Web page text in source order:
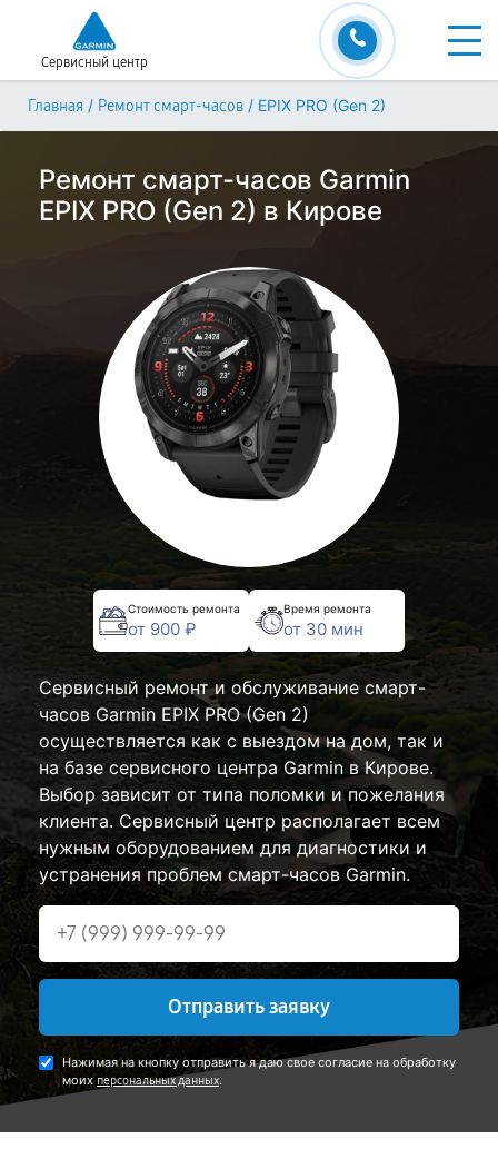
Сервисный центр
Главная / Ремонт смарт-часов / EPIX PRO (Gen 2)
Ремонт смарт-часов Garmin
EPIX PRO (Gen 2) в Кирове
Стоимость ремонта
от 900 ₽
Время ремонта
от 30 мин
Сервисный ремонт и обслуживание смарт-
часов Garmin EPIX PRO (Gen 2)
осуществляется как с выездом на дом, так и
на базе сервисного центра Garmin в Кирове.
Выбор зависит от типа поломки и пожелания
клиента. Сервисный центр располагает всем
нужным оборудованием для диагностики и
устранения проблем смарт-часов Garmin.
Отправить заявку
Нажимая на кнопку отправить я даю свое согласие на обработку
моих персональных данных.